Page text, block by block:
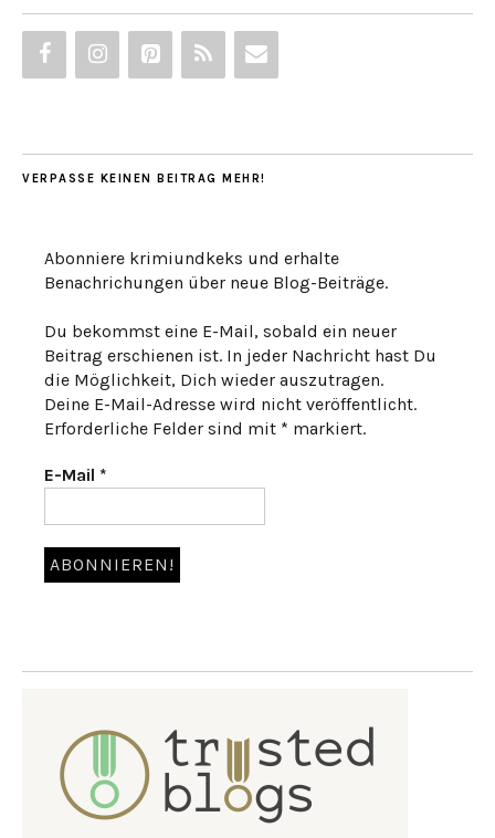
VERPASSE KEINEN BEITRAG MEHR!
Abonniere krimiundkeks und erhalte
Benachrichungen über neue Blog-Beiträge.
Du bekommst eine E-Mail, sobald ein neuer
Beitrag erschienen ist. In jeder Nachricht hast Du
die Möglichkeit, Dich wieder auszutragen.
Deine E-Mail-Adresse wird nicht veröffentlicht.
Erforderliche Felder sind mit * markiert.
E-Mail *